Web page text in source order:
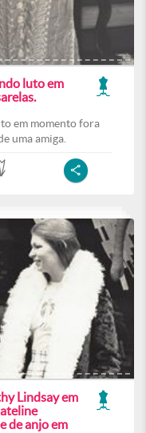
luto em
em momento fora
uma amiga.
Lindsay em
de anjo em